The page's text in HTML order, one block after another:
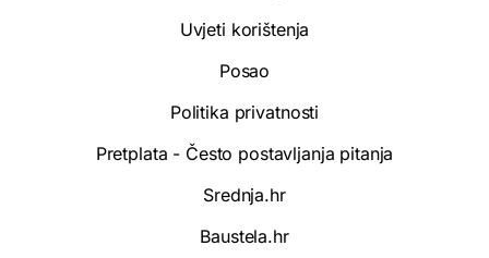
Uvjeti korištenja
Posao
Politika privatnosti
Pretplata - Često postavljanja pitanja
Srednja.hr
Baustela.hr